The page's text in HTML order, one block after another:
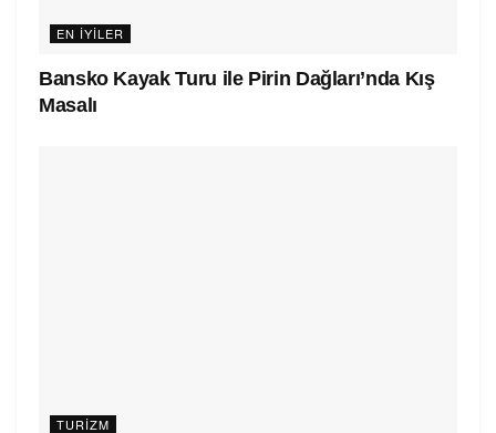
EN IYILER
Bansko Kayak Turu ile Pirin Dağları’nda Kış
Masalı
TURIZM